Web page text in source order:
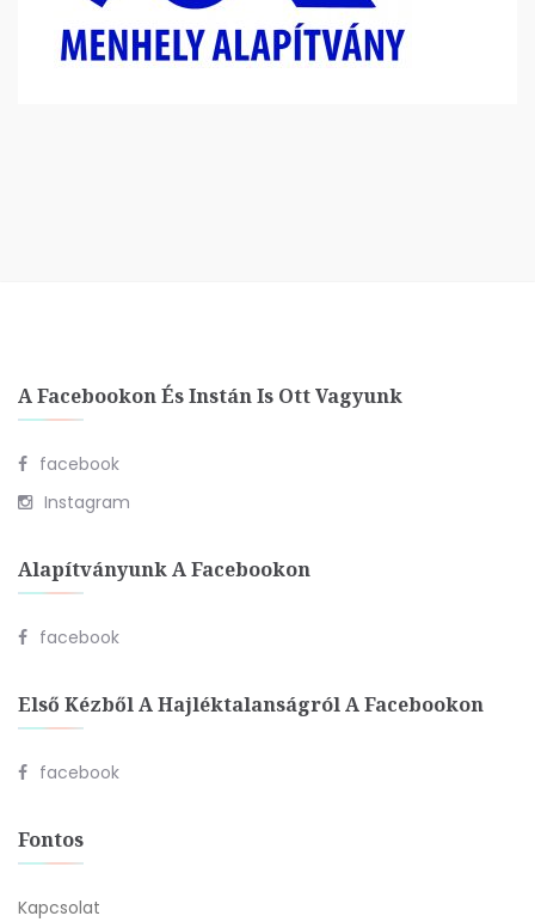
A Facebookon És Instán Is Ott Vagyunk
facebook
Instagram
Alapítványunk A Facebookon
facebook
Első Kézből A Hajléktalanságról A Facebookon
facebook
Fontos
Kapcsolat